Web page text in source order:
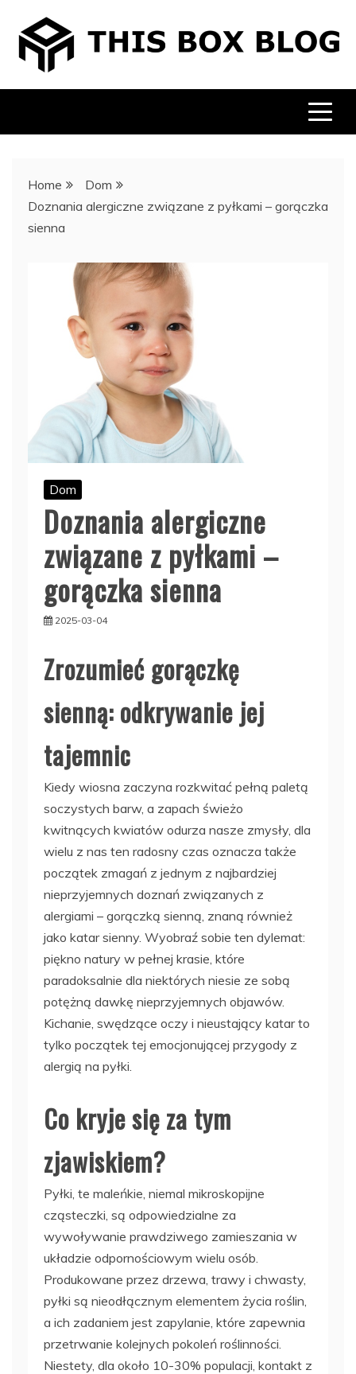
content
Home
Dom
Doznania alergiczne związane z pyłkami – gorączka
sienna
Dom
Doznania alergiczne
związane z pyłkami –
gorączka sienna
2025-03-04
Zrozumieć gorączkę
sienną: odkrywanie jej
tajemnic
Kiedy wiosna zaczyna rozkwitać pełną paletą
soczystych barw, a zapach świeżo
kwitnących kwiatów odurza nasze zmysły, dla
wielu z nas ten radosny czas oznacza także
początek zmagań z jednym z najbardziej
nieprzyjemnych doznań związanych z
alergiami – gorączką sienną, znaną również
jako katar sienny. Wyobraź sobie ten dylemat:
piękno natury w pełnej krasie, które
paradoksalnie dla niektórych niesie ze sobą
potężną dawkę nieprzyjemnych objawów.
Kichanie, swędzące oczy i nieustający katar to
tylko początek tej emocjonującej przygody z
alergią na pyłki.
Co kryje się za tym
zjawiskiem?
Pyłki, te maleńkie, niemal mikroskopijne
cząsteczki, są odpowiedzialne za
wywoływanie prawdziwego zamieszania w
układzie odpornościowym wielu osób.
Produkowane przez drzewa, trawy i chwasty,
pyłki są nieodłącznym elementem życia roślin,
a ich zadaniem jest zapylanie, które zapewnia
przetrwanie kolejnych pokoleń roślinności.
Niestety, dla około 10-30% populacji, kontakt z